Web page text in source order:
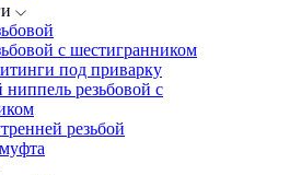
с шестигранником
под приварку
резьбовой с
резьбой